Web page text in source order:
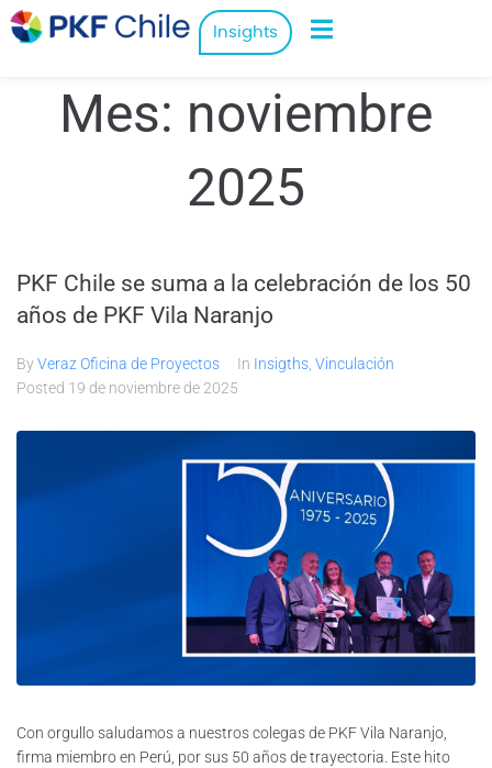
Insights
Mes: noviembre
2025
PKF Chile se suma a la celebración de los 50
años de PKF Vila Naranjo
ByVeraz Oficina de Proyectos In Insigths Vinculación
Posted 19 de noviembre de 2025
Con orgullo saludamos a nuestros colegas de PKF Vila Naranjo,
firma miembro en Perú, por sus 50 años de trayectoria. Este hito